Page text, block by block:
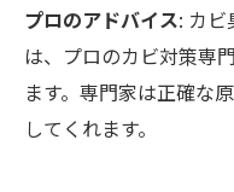
プロのアドバイス: カ
は、プロのカビ対策専
ます。専門家は正確な
してくれます。